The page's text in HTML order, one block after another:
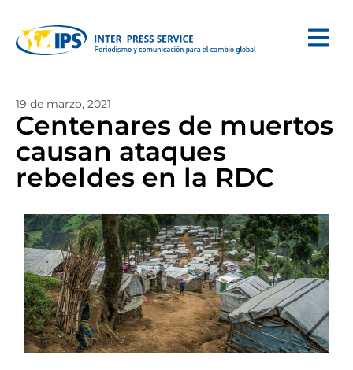
19 de marzo, 2021
Centenares de muertos
causan ataques
rebeldes en la RDC